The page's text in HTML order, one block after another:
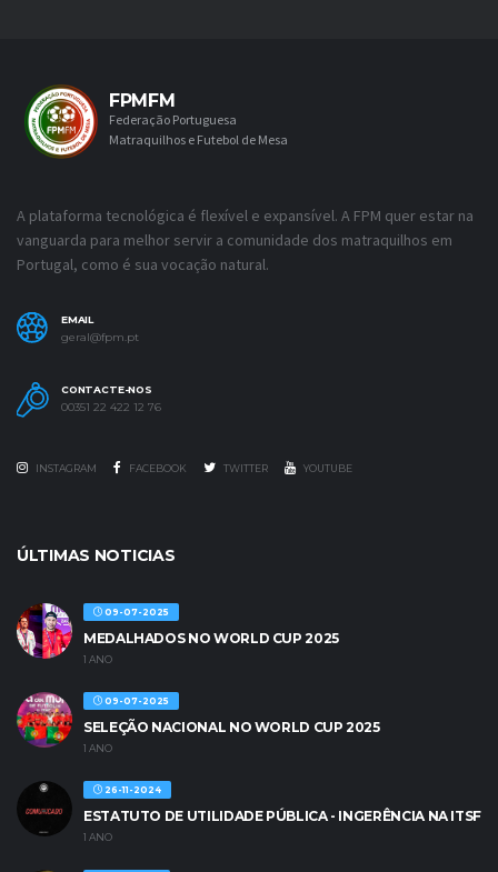
FPMFM
Federação Portuguesa
Matraquilhos e Futebol de Mesa
A plataforma tecnológica é flexível e expansível. A FPM quer estar na
vanguarda para melhor servir a comunidade dos matraquilhos em
Portugal, como é sua vocação natural.
EMAIL
geral@fpm.pt
CONTACTE-NOS
00351 22 422 12 76
INSTAGRAM FACEBOOK TWITTER YOUTUBE
ÚLTIMAS NOTICIAS
09-07-2025
MEDALHADOS NO WORLD CUP 2025
1 ANO
09-07-2025
SELEÇÃO NACIONAL NO WORLD CUP 2025
1 ANO
26-11-2024
ESTATUTO DE UTILIDADE PÚBLICA - INGERÊNCIA NA ITSF
1 ANO